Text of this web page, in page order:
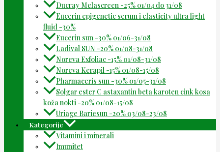
Ducray Melascreen -25% 01/04 do 31/08
Eucerin epigenetic serum i elasticity ultra light
fluid -30%
Eucerin sun -30% 01/06-31/08
Ladival SUN -20% 01/08-31/08
Noreva Exfoliac -15% 01/08-31/08
Noreva Kerapil -15% 01/08-15/08
Pharmaceris sun -30% 01/05-31/08
Solgar ester C astaxantin beta karoten cink kosa
koža nokti -20% 01/08-15/08
Uriage Bariesun -20% 03/08-23/08
Kategorije
Vitamini i minerali
Imunitet